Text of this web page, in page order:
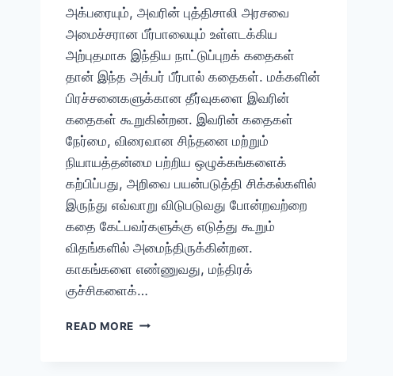
அக்பரையும், அவரின் புத்திசாலி அரசவை
அமைச்சரான பீர்பாலையும் உள்ளடக்கிய
அற்புதமாக இந்திய நாட்டுப்புறக் கதைகள்
தான் இந்த அக்பர் பீர்பால் கதைகள். மக்களின்
பிரச்சனைகளுக்கான தீர்வுகளை இவரின்
கதைகள் கூறுகின்றன. இவரின் கதைகள்
நேர்மை, விரைவான சிந்தனை மற்றும்
நியாயத்தன்மை பற்றிய ஒழுக்கங்களைக்
கற்பிப்பது, அறிவை பயன்படுத்தி சிக்கல்களில்
இருந்து எவ்வாறு விடுபடுவது போன்றவற்றை
கதை கேட்பவர்களுக்கு எடுத்து கூறும்
விதங்களில் அமைந்திருக்கின்றன.
காகங்களை எண்ணுவது, மந்திரக்
குச்சிகளைக்…
READ MORE அக்பர்